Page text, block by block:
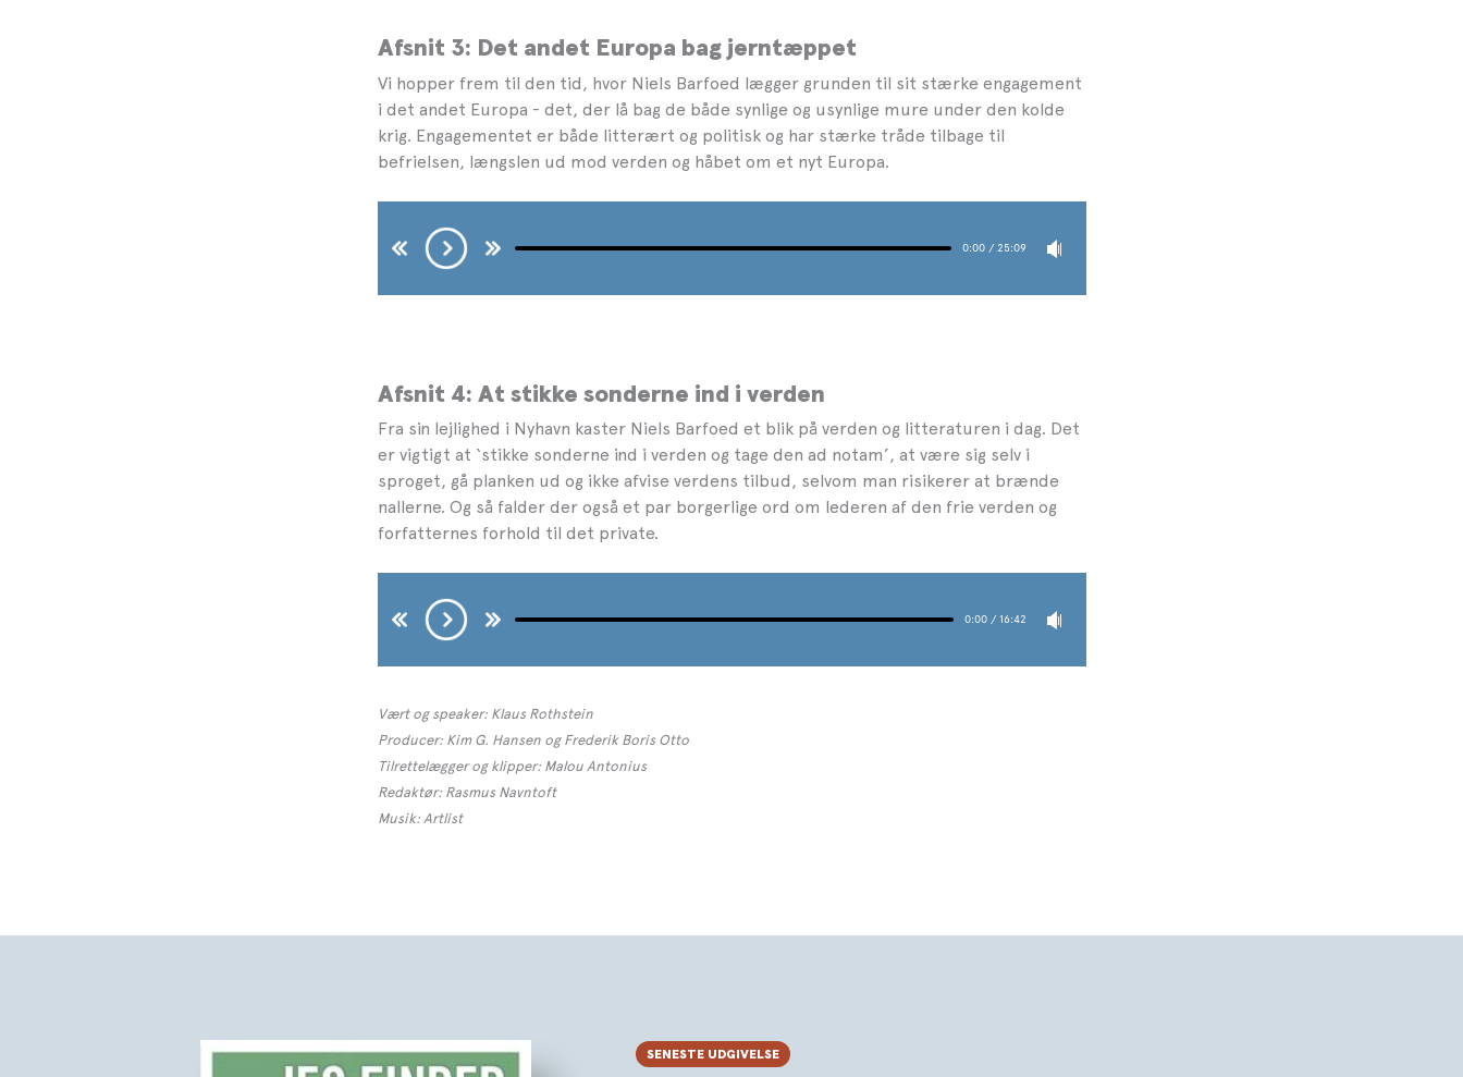
Afsnit 3: Det andet Europa bag jerntæppet
Vi hopper frem til den tid, hvor Niels Barfoed lægger grunden til sit stærke engagement
i det andet Europa - det, der lå bag de både synlige og usynlige mure under den kolde
krig. Engagementet er både litterært og politisk og har stærke tråde tilbage til
befrielsen, længslen ud mod verden og håbet om et nyt Europa.
Afsnit 4: At stikke sonderne ind i verden
Fra sin lejlighed i Nyhavn kaster Niels Barfoed et blik på verden og litteraturen i dag. Det
er vigtigt at ‘stikke sonderne ind i verden og tage den ad notam’, at være sig selv i
sproget, gå planken ud og ikke afvise verdens tilbud, selvom man risikerer at brænde
nallerne. Og så falder der også et par borgerlige ord om lederen af den frie verden og
forfatternes forhold til det private.
Vært og speaker: Klaus Rothstein
Producer: Kim G. Hansen og Frederik Boris Otto
Tilrettelægger og klipper: Malou Antonius
Redaktør: Rasmus Navntoft
Musik: Artlist
SENESTE UDGIVELSE